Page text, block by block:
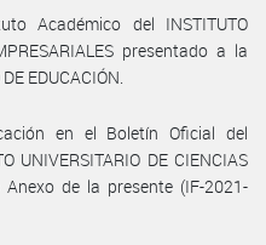
Académico del INSTITUTO
presentado a la
EDUCACIÓN.
en el Boletín Oficial del
UNIVERSITARIO DE CIENCIAS
Anexo de la presente (IF-2021-